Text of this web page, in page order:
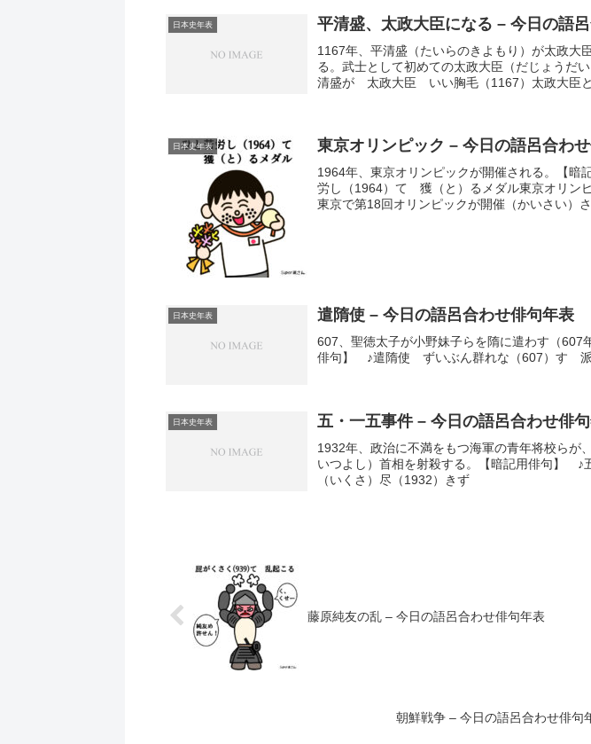
日本史年表 平清盛、太政大臣になる – 今日の語
1167年、平清盛（たいらのきよもり）が太政大
る。武士として初めての太政大臣（だじょうだ
清盛が 太政大臣 いい胸毛（1167）太政大臣
日本史年表 東京オリンピック – 今日の語呂合わ
1964年、東京オリンピックが開催される。【
労し（1964）て 獲（と）るメダル東京オリン
東京で第18回オリンピックが開催（かいさい）
日本史年表 遣隋使 – 今日の語呂合わせ俳句年表
607、聖徳太子が小野妹子らを隋に遣わす（607
俳句】 ♪遣隋使 ずいぶん群れな（607）す
日本史年表 五・一五事件 – 今日の語呂合わせ俳
1932年、政治に不満をもつ海軍の青年将校らが
いつよし）首相を射殺する。【暗記用俳句】
（いくさ）尽（1932）きず
藤原純友の乱 – 今日の語呂合わせ俳句年表
朝鮮戦争 – 今日の語呂合わせ俳句